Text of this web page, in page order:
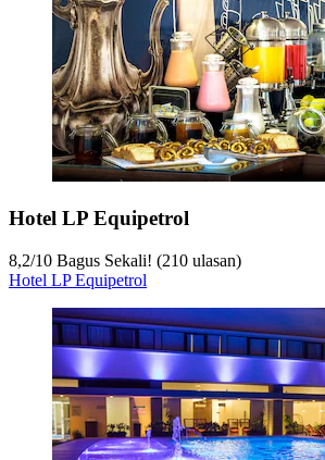
Hotel LP Equipetrol
8,2/10 Bagus Sekali! (210 ulasan)
Hotel LP Equipetrol